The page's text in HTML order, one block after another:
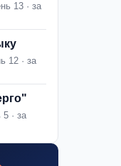
13 · за
12 · за
5 · за